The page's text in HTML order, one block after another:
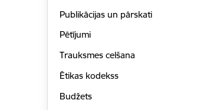
Publikācijas un pārskati
Pētījumi
Trauksmes celšana
Ētikas kodekss
Budžets